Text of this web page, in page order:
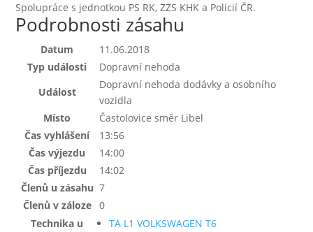
Spolupráce s jednotkou PS RK, ZZS KHK a Policií ČR.
Podrobnosti zásahu
Datum
11.06.2018
Typ události
Dopravní nehoda
Událost
Dopravní nehoda dodávky a osobního
vozidla
Místo
Častolovice směr Libel
Čas vyhlášení
13:56
Čas výjezdu
14:00
Čas příjezdu
14:02
Členů u zásahu 7
Členů v záloze
0
Technika u
TA L1 VOLKSWAGEN T6